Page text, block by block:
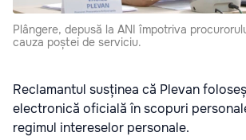
Plângere, depusă la ANI împotriva
cauza poștei de serviciu.
Reclamantul susținea că Plevan
electronică oficială în scopuri
regimul intereselor personale.